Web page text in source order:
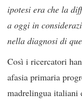
ipotesi era che la
a oggi in
nella diagnosi di
Così i ricercatori
afasia primaria
madrelingua italiani